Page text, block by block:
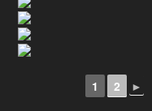
1 2 ►